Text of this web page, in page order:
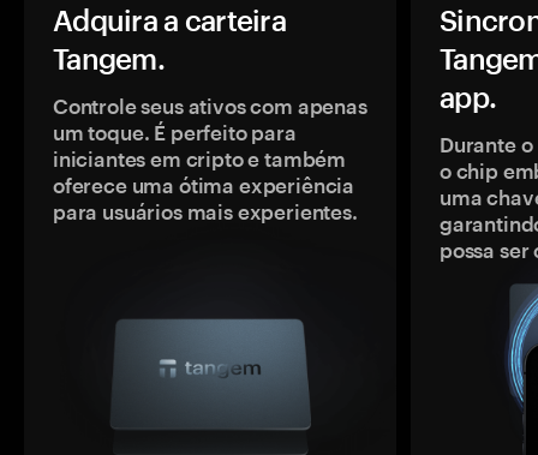
Adquira a carteira
Tangem.
Controle seus ativos com apenas
um toque. É perfeito para
iniciantes em cripto e também
oferece uma ótima experiência
para usuários mais experientes.
app.
Durante
o chip
uma
possa